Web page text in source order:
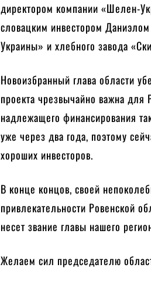
директором компании «Шелен-
словацким инвестором
Украины» и хлебного завода
Новоизбранный глава области
проекта чрезвычайно важна
надлежащего финансирования
уже через два года, поэтому
хороших инвесторов.
В конце концов, своей
привлекательности Ровенской
несет звание главы нашего
Желаем сил председателю